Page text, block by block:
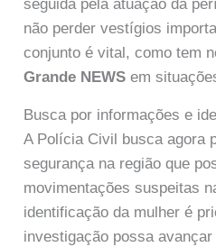
seguida pela atuação da
não perder vestígios
conjunto é vital, como tem
Grande NEWS em
Busca por informações e
A Polícia Civil busca agora
segurança na região que
movimentações suspeitas
identificação da mulher é
investigação possa